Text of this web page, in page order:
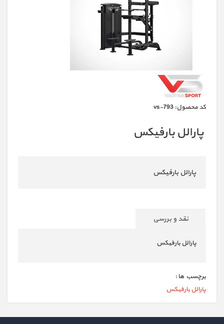
كد محصول: vs-793
پارالل بارفیکس
پارالل بارفیکس
نقد و بررسی
پارالل بارفیکس
برچسب ها :
پارالل بارفیکس